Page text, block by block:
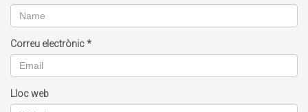
Correu electrònic*
Lloc web